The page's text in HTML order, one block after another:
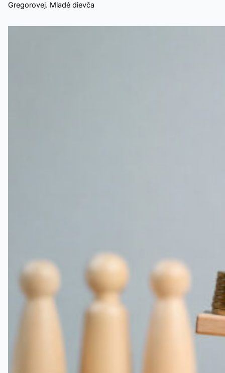
Gregorovej. Mladé dievča